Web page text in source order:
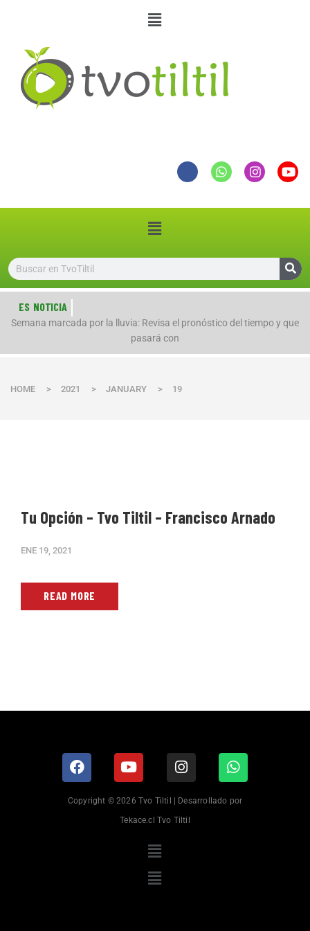
ES NOTICIA
Semana marcada por la lluvia: Revisa el pronóstico del tiempo y que
pasará con
HOME > 2021 > JANUARY > 19
Tu Opción – Tvo Tiltil – Francisco Arnado
ENE 19, 2021
READ MORE
Copyright © 2026 Tvo Tiltil | Desarrollado por
Tekace.cl Tvo Tiltil